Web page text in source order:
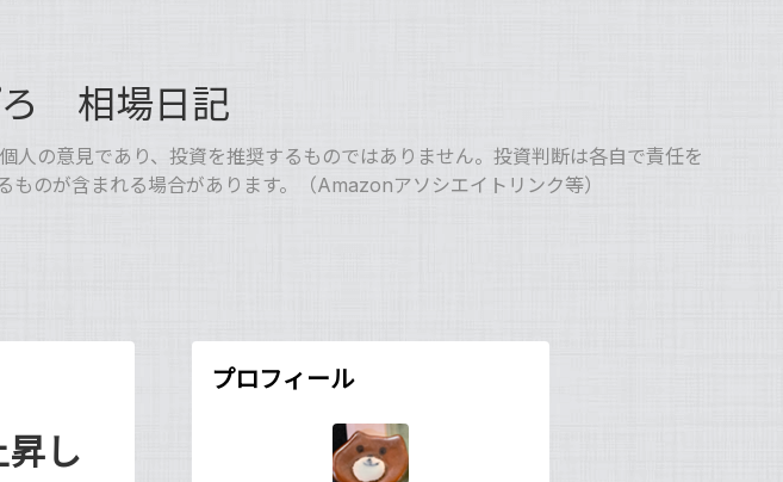
相場日記
の意見であり、投資を推奨するものではありません。投資判断は各自で責任を
のが含まれる場合があります。（Amazonアソシエイトリンク等）
し
プロフィール